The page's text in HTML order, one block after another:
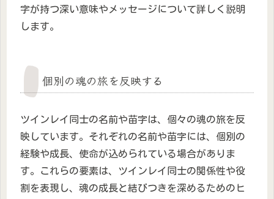
字が持つ深い意味やメッセージについて詳しく説明
します。
個別の魂の旅を反映する
ツインレイ同士の名前や苗字は、個々の魂の旅を反
映しています。それぞれの名前や苗字には、個別の
経験や成長、使命が込められている場合がありま
す。これらの要素は、ツインレイ同士の関係性や役
割を表現し、魂の成長と結びつきを深めるためのヒ